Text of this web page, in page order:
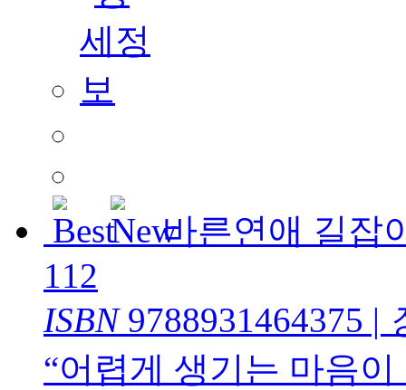
바른연애 길잡
112
ISBN9788931464375 |
“어렵게 생기는 마음